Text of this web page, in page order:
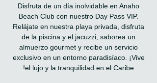
Disfruta de un día inolvidable en Anaho
Beach Club con nuestro Day Pass VIP.
Relájate en nuestra playa privada, disfruta
de la piscina y el jacuzzi, saborea un
almuerzo gourmet y recibe un servicio
exclusivo en un entorno paradisíaco. ¡Vive
el lujo y la tranquilidad en el Caribe!